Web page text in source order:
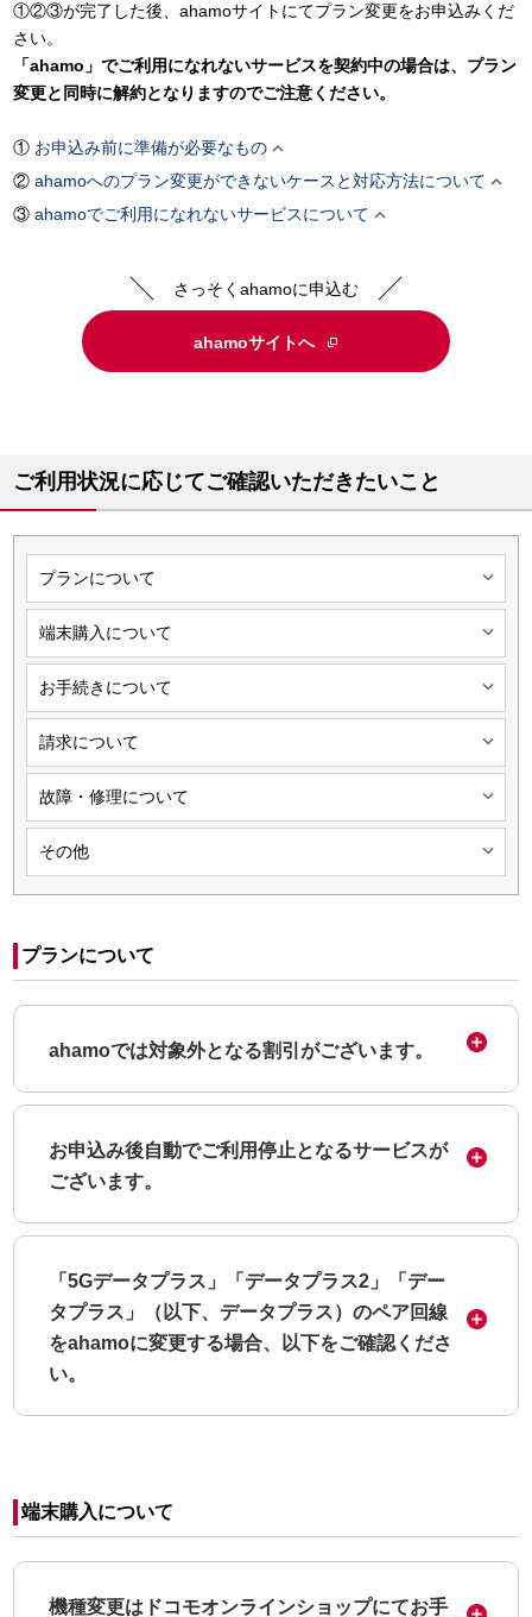
①②③が完了した後、ahamoサイトにてプラン変更をお申込みくだ
さい。
「ahamo」でご利用になれないサービスを契約中の場合は、プラン
変更と同時に解約となりますのでご注意ください。
お申込み前に準備が必要なもの
ahamoへのプラン変更ができないケースと対応方法について 
ahamoでご利用になれないサービスについて 
さっそくahamoに申込む
ahamoサイトへ
ご利用状況に応じてご確認いただきたいこと
プランについて 
端末購入について 
お手続きについて 
請求について 
故障・修理について 
その他 
プランについて
ahamoでは対象外となる割引がございます。
お申込み後自動でご利用停止となるサービスが
ございます。
「5Gデータプラス」「データプラス2」「デー
タプラス」（以下、データプラス）のペア回線
をahamoに変更する場合、以下をご確認くださ
い。
端末購入について
機種変更はドコモオンラインショップにてお手